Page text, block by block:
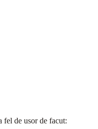
fel de usor de facut: